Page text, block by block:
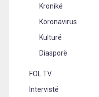
Kronikë
Koronavirus
Kulturë
Diasporë
FOL TV
Intervistë